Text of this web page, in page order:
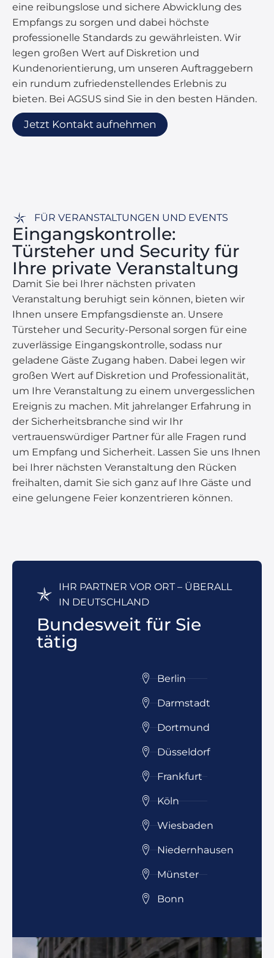
eine reibungslose und sichere Abwicklung des
Empfangs zu sorgen und dabei höchste
professionelle Standards zu gewährleisten. Wir
legen großen Wert auf Diskretion und
Kundenorientierung, um unseren Auftraggebern
ein rundum zufriedenstellendes Erlebnis zu
bieten. Bei AGSUS sind Sie in den besten Händen.
Jetzt Kontakt aufnehmen
FÜR VERANSTALTUNGEN UND EVENTS
Eingangskontrolle:
Türsteher und Security für
Ihre private Veranstaltung
Damit Sie bei Ihrer nächsten privaten
Veranstaltung beruhigt sein können, bieten wir
Ihnen unsere Empfangsdienste an. Unsere
Türsteher und Security-Personal sorgen für eine
zuverlässige Eingangskontrolle, sodass nur
geladene Gäste Zugang haben. Dabei legen wir
großen Wert auf Diskretion und Professionalität,
um Ihre Veranstaltung zu einem unvergesslichen
Ereignis zu machen. Mit jahrelanger Erfahrung in
der Sicherheitsbranche sind wir Ihr
vertrauenswürdiger Partner für alle Fragen rund
um Empfang und Sicherheit. Lassen Sie uns Ihnen
bei Ihrer nächsten Veranstaltung den Rücken
freihalten, damit Sie sich ganz auf Ihre Gäste und
eine gelungene Feier konzentrieren können.
IHR PARTNER VOR ORT – ÜBERALL
IN DEUTSCHLAND
Bundesweit für Sie
tätig
Berlin
Darmstadt
Dortmund
Düsseldorf
Frankfurt
Köln
Wiesbaden
Niedernhausen
Münster
Bonn